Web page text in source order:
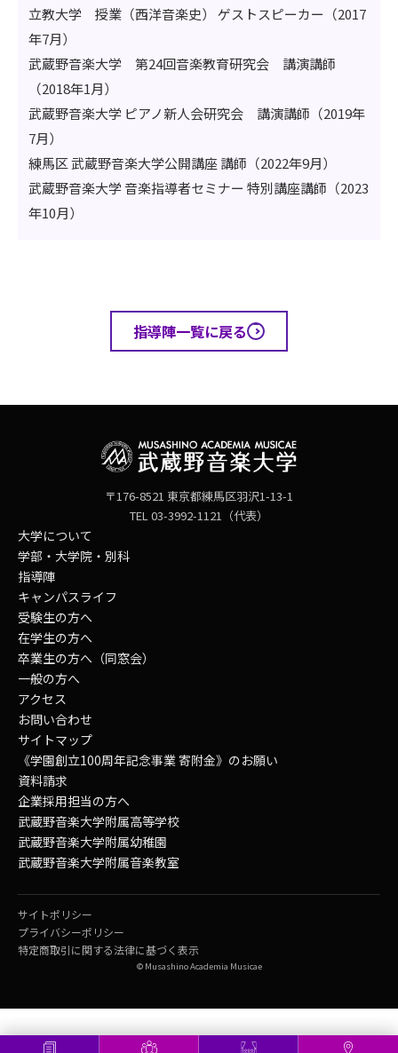
立教大学 授業（西洋音楽史） ゲストスピーカー（2017
年7月）
武蔵野音楽大学 第24回音楽教育研究会 講演講師
（2018年1月）
武蔵野音楽大学 ピアノ新人会研究会 講演講師（2019年
7月）
練馬区 武蔵野音楽大学公開講座 講師（2022年9月）
武蔵野音楽大学 音楽指導者セミナー 特別講座講師（2023
年10月）
指導陣一覧に戻る
〒176-8521 東京都練馬区羽沢1-13-1
TEL 03-3992-1121（代表）
大学について
学部・大学院・別科
指導陣
キャンパスライフ
受験生の方へ
在学生の方へ
卒業生の方へ（同窓会）
一般の方へ
アクセス
お問い合わせ
サイトマップ
《学園創立100周年記念事業 寄附金》のお願い
資料請求
企業採用担当の方へ
武蔵野音楽大学附属高等学校
武蔵野音楽大学附属幼稚園
武蔵野音楽大学附属音楽教室
© Musashino Academia Musicae
サイトポリシー
プライバシーポリシー
特定商取引に関する法律に基づく表示